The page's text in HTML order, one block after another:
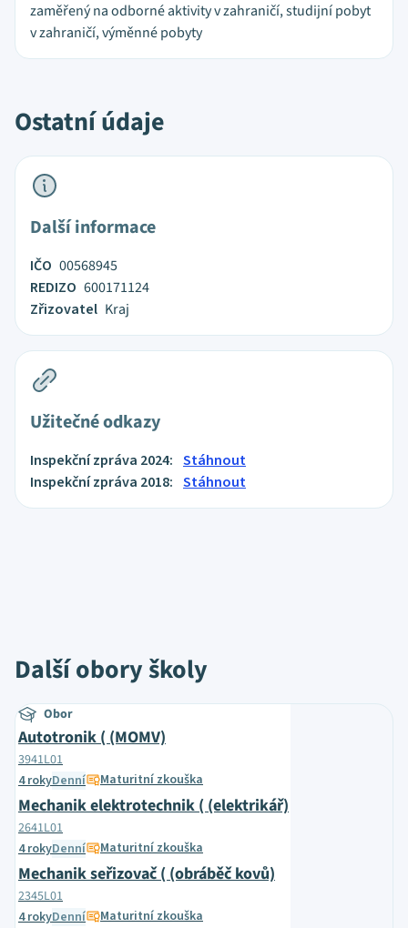
zaměřený na odborné aktivity v zahraničí, studijní pobyt
v zahraničí, výměnné pobyty
Ostatní údaje
Další informace
IČO 00568945
REDIZO 600171124
Zřizovatel Kraj
Užitečné odkazy
Inspekční zpráva 2024: Stáhnout
Inspekční zpráva 2018: Stáhnout
Další obory školy
Obor
Autotronik ( (MOMV)
3941L01
4 rokyDenní Maturitní zkouška
Mechanik elektrotechnik ( (elektrikář)
2641L01
4 rokyDenní Maturitní zkouška
Mechanik seřizovač ( (obráběč kovů)
2345L01
4 rokyDenní Maturitní zkouška